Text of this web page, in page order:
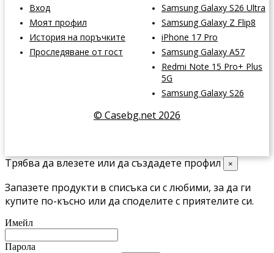
Вход
Моят профил
История на поръчките
Проследяване от гост
Samsung Galaxy S26 Ultra
Samsung Galaxy Z Flip8
iPhone 17 Pro
Samsung Galaxy A57
Redmi Note 15 Pro+ Plus
5G
Samsung Galaxy S26
© Casebg.net 2026
Трябва да влезете или да създадете профил ×
Запазете продукти в списъка си с любими, за да ги
купите по-късно или да споделите с приятелите си.
Имейл
Парола